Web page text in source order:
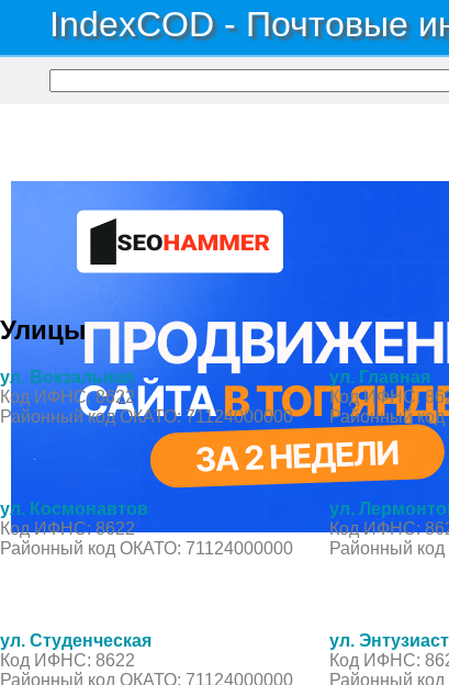
IndexCOD - Почтовые
Почтовые индексы России, ОКАТО, коды ИФНС, коды регионов ГИБДД
Улицы
ул. Вокзальная
Код ИФНС: 8622
Районный код ОКАТО: 71124000000
ул. Главная
Код ИФНС:
Районный
ул. Космонавтов
Код ИФНС: 8622
Районный код ОКАТО: 71124000000
ул.
Код ИФНС:
Районный
ул. Студенческая
Код ИФНС: 8622
Районный код ОКАТО: 71124000000
ул.
Код ИФНС:
Районный